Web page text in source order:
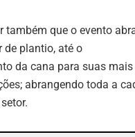
também que o evento
de plantio, até o
da cana para suas mais
abrangendo toda a